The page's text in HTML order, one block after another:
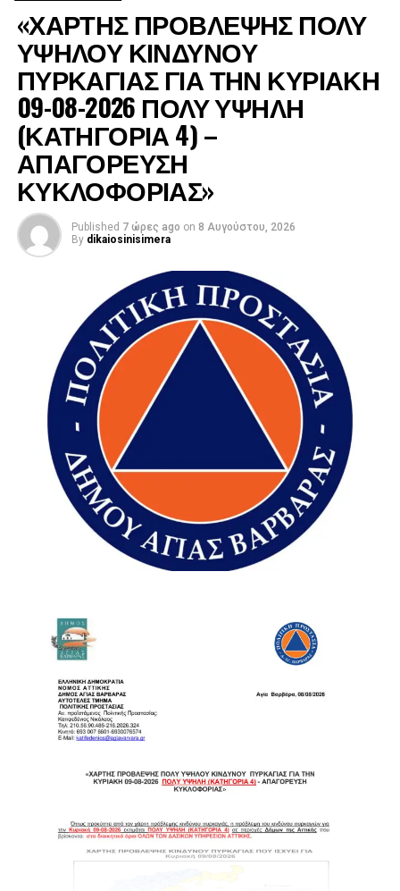
«Ό,τι μπορούσαμε κάναμε», σημείωσε χαρακτηριστικά,
καταφύγια που χρειάζονταν υποστήριξη.
«Το πρώτο είναι να υπάρχει σχέδιο»
«ΧΑΡΤΗΣ ΠΡΟΒΛΕΨΗΣ ΠΟΛΥ
ΥΨΗΛΟΥ ΚΙΝΔΥΝΟΥ
ΠΥΡΚΑΓΙΑΣ ΓΙΑ ΤΗΝ ΚΥΡΙΑΚΗ
09-08-2026 ΠΟΛΥ ΥΨΗΛΗ
(ΚΑΤΗΓΟΡΙΑ 4) –
ΑΠΑΓΟΡΕΥΣΗ
ΚΥΚΛΟΦΟΡΙΑΣ»
Published 7 ώρες ago on 8 Αυγούστου, 2026
By dikaiosinisimera